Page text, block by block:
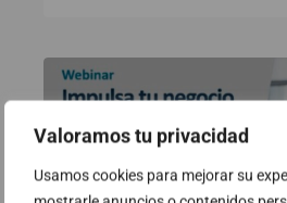
Valoramos tu privacidad
Usamos cookies para mejorar su